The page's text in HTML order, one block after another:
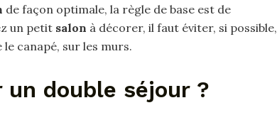
de façon optimale, la règle de base est de
un petit salon à décorer, il faut éviter, si possible,
le canapé, sur les murs.
un double séjour ?